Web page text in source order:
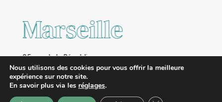
Marseille
25 rue de la République
13002 MARSEILLE
FRANCE
Tel. : + 33 (0)4 91 01 95 26
Nous utilisons des cookies pour vous offrir la meilleure
expérience sur notre site.
En savoir plus via les réglages.